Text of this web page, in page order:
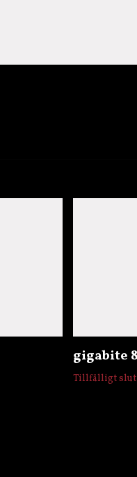
gigabite
Tillfälligt slut